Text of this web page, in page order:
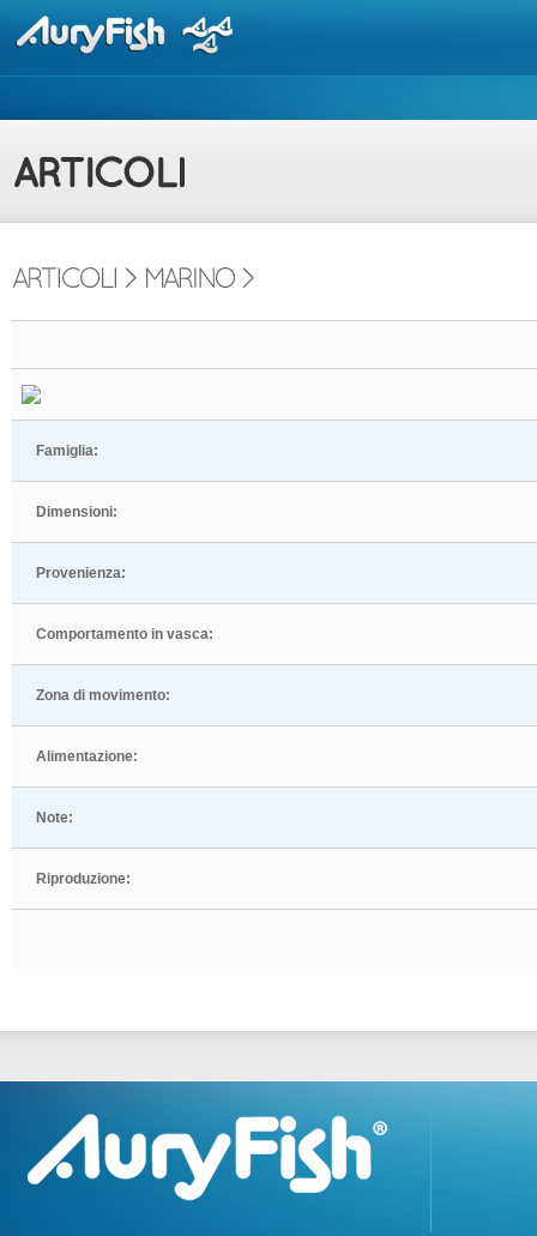
Famiglia:
Dimensioni:
Provenienza:
Comportamento in vasca:
Zona di movimento:
Alimentazione:
Note:
Riproduzione: